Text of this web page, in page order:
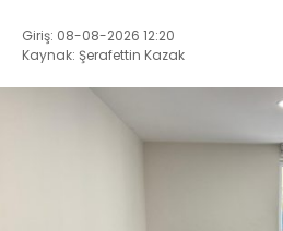
Giriş: 08-08-2026 12:20
Kaynak: Şerafettin Kazak